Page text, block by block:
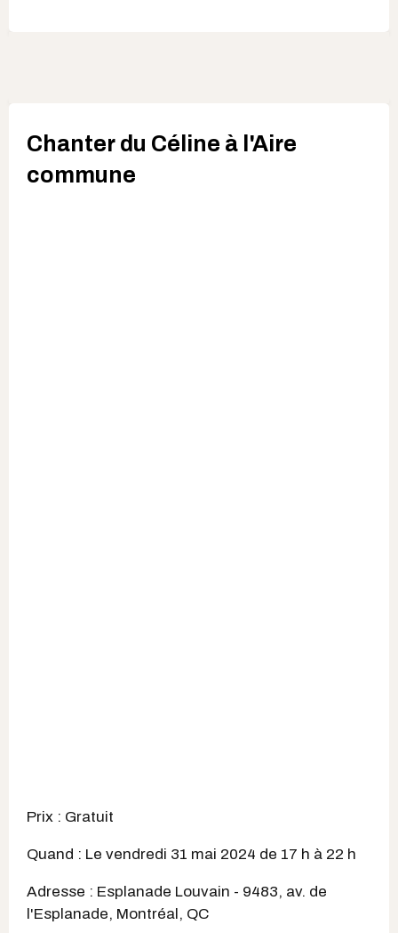
Chanter du Céline à l'Aire
commune
Prix : Gratuit
Quand : Le vendredi 31 mai 2024 de 17 h à 22 h
Adresse : Esplanade Louvain - 9483, av. de
l'Esplanade, Montréal, QC